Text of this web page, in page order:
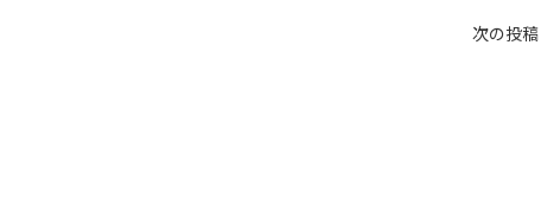
次の投稿